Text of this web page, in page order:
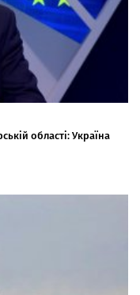
області: Україна